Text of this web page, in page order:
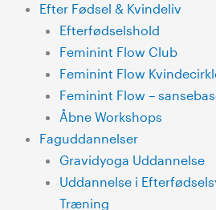
Efter Fødsel & Kvindeliv
Efterfødselshold
Feminint Flow Club
Feminint Flow
Feminint Flow –
Åbne Workshops
Faguddannelser
Gravidyoga Uddannelse
Uddannelse i
Træning